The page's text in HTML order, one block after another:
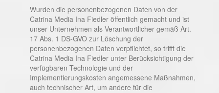
Wurden die personenbezogenen Daten von der
Catrina Media Ina Fiedler öffentlich gemacht und ist
unser Unternehmen als Verantwortlicher gemäß Art.
17 Abs. 1 DS-GVO zur Löschung der
personenbezogenen Daten verpflichtet, so trifft die
Catrina Media Ina Fiedler unter Berücksichtigung der
verfügbaren Technologie und der
Implementierungskosten angemessene Maßnahmen,
auch technischer Art, um andere für die